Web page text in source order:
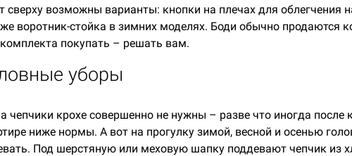
сверху возможны варианты: кнопки на плечах для облегчения
воротник-стойка в зимних моделях. Боди обычно продаются
покупать – решать вам.
уборы
чепчики крохе совершенно не нужны – разве что иногда после
ниже нормы. А вот на прогулку зимой, весной и осенью
Под шерстяную или меховую шапку поддевают чепчик из